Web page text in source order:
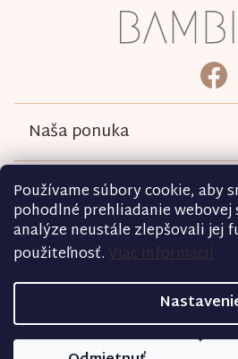
Používame súbory cookie, aby
pohodlné prehliadanie webovej
analýze neustále zlepšovali jej
použiteľnosť.Viac informácií
Naša ponuka
Informácie
Podmienky